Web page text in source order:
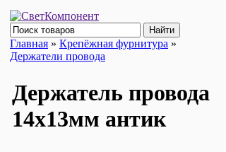
Главная » Крепёжная фурнитура »
Держатели провода
Держатель провода
14x13мм антик